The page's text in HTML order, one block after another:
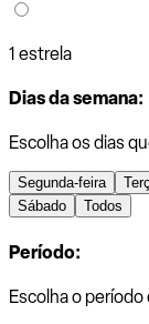
1 estrela
Dias da semana:
Escolha os dias
Segunda-feira
Sábado
Todos
Período:
Escolha o